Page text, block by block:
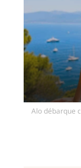
Alo débarque